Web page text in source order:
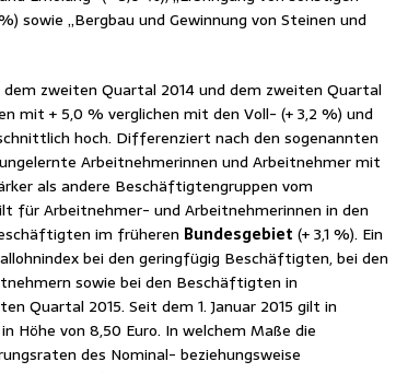
sowie „Bergbau und Gewinnung von Steinen und
zweiten Quartal 2014 und dem zweiten Quartal
mit + 5,0 % verglichen mit den Voll- (+ 3,2 %) und
hoch. Differenziert nach den sogenannten
Arbeitnehmerinnen und Arbeitnehmer mit
als andere Beschäftigtengruppen vom
für Arbeitnehmer- und Arbeitnehmerinnen in den
im früheren Bundesgebiet (+ 3,1 %). Ein
bei den geringfügig Beschäftigten, bei den
sowie bei den Beschäftigten in
Quartal 2015. Seit dem 1. Januar 2015 gilt in
Höhe von 8,50 Euro. In welchem Maße die
des Nominal- beziehungsweise